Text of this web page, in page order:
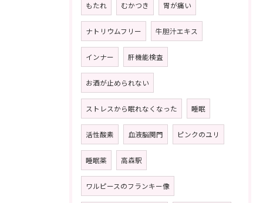
もたれ むかつき 胃が痛い
ナトリウムフリー 牛胆汁エキス
インナー 肝機能検査
お酒が止められない
ストレスから眠れなくなった 睡眠
活性酸素 血液脳関門 ピンクのユリ
睡眠薬 高森駅
ワルピースのフランキー像